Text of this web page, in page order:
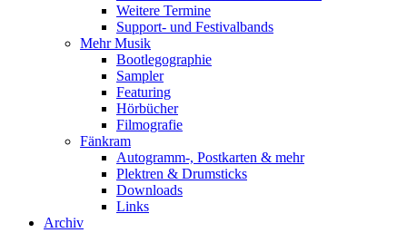
Weitere Termine
Support- und Festivalbands
Mehr Musik
Bootlegographie
Sampler
Featuring
Hörbücher
Filmografie
Fänkram
Autogramm-, Postkarten & mehr
Plektren & Drumsticks
Downloads
Links
Archiv